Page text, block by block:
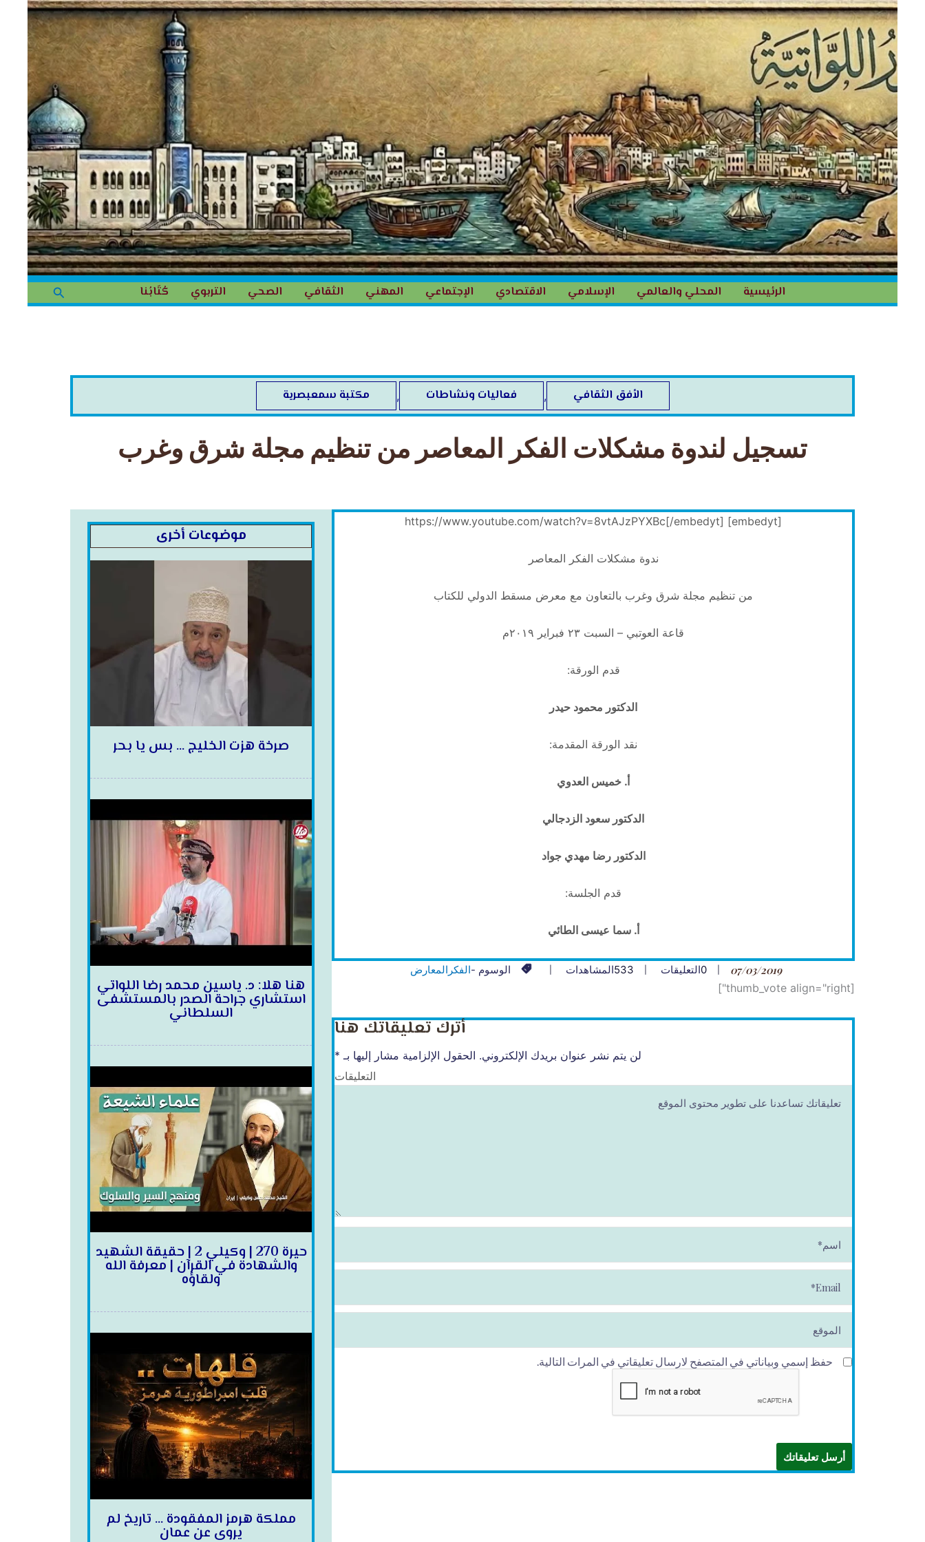
المحتوى
الرئيسية المحلي والعالمي الإسلامي الاقتصادي الإجتماعي المهني الثقافي الصحي التربوي كُتَابُنا البحث
الأفق الثقافي , فعاليات ونشاطات , مكتبة سمعبصرية
تسجيل لندوة مشكلات الفكر المعاصر من تنظيم مجلة شرق وغرب
[embedyt] https://www.youtube.com/watch?v=8vtAJzPYXBc[/embedyt]
ندوة مشكلات الفكر المعاصر
من تنظيم مجلة شرق وغرب بالتعاون مع معرض مسقط الدولي للكتاب
قاعة العوتبي – السبت ٢٣ فبراير ٢٠١٩م
قدم الورقة:
الدكتور محمود حيدر
نقد الورقة المقدمة:
أ. خميس العدوي
الدكتور سعود الزدجالي
الدكتور رضا مهدي جواد
قدم الجلسة:
أ. سما عيسى الطائي
07/03/2019
0التعليقات 533المشاهدات الوسوم -الفكر المعارض
[thumb_vote align="right"]
أترك تعليقاتك هنا
لن يتم نشر عنوان بريدك الإلكتروني. الحقول الإلزامية مشار إليها بـ *
التعليقات
م
*
ai
l*
حفظ إسمي وبياناتي في المتصفح لارسال تعليقاتي في المرات التالية.
موضوعات أخرى
صرخة هزت الخليج … بس يا بحر
هنا هلا: د. ياسين محمد رضا اللواتي
استشاري جراحة الصدر بالمستشفى
السلطاني
حيرة 270 | وكيلي 2 | حقيقة الشهيد
والشهادة في القرآن | معرفة الله
ولقاؤه
مملكة هرمز المفقودة … تاريخ لم
يروى عن عمان